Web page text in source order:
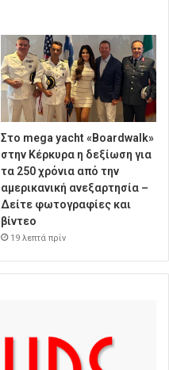
Στο mega yacht «Boardwalk»
στην Κέρκυρα η δεξίωση για
τα 250 χρόνια από την
αμερικανική ανεξαρτησία –
Δείτε φωτογραφίες και
βίντεο
19 λεπτά πρίν